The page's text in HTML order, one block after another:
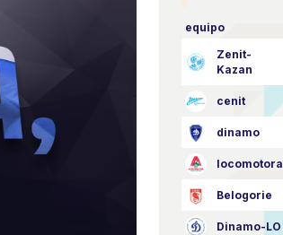
equipo
Zenit-
Kazan
cenit
dinamo
locomotora
Belogorie
Dinamo-LO